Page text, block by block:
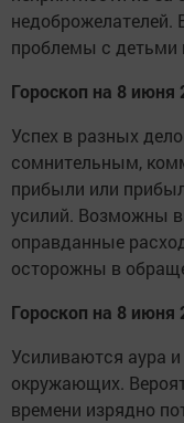
проблемы с детьми
Гороскоп на 8 июня
Успех в разных
сомнительным,
прибыли или
усилий. Возможны
оправданные
осторожны в
Гороскоп на 8 июня
Усиливаются аура
окружающих.
времени изрядно